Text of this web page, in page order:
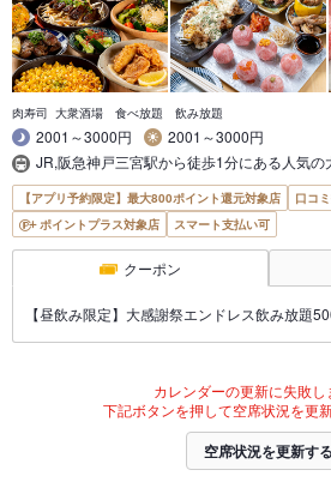
肉寿司 大衆酒場 食べ放題 飲み放題
2001～3000円
2001～3000円
JR,阪急神戸三宮駅から徒歩1分にある人気
【アプリ予約限定】最大800ポイント還元対象店
口コ
ポイントプラス対象店
スマート支払い可
クーポン
【昼飲み限定】大感謝祭エンドレス飲み放題
カレンダーの更新に失敗し
下記ボタンを押して空席状況を更
空席状況を更新する